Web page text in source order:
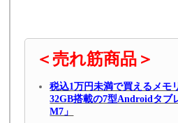
＜売れ筋商品＞
税込1万円未満で買えるメモ
32GB搭載の7型Androidタブ
M7」